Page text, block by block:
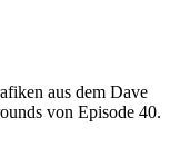
aus dem Dave
von Episode 40.